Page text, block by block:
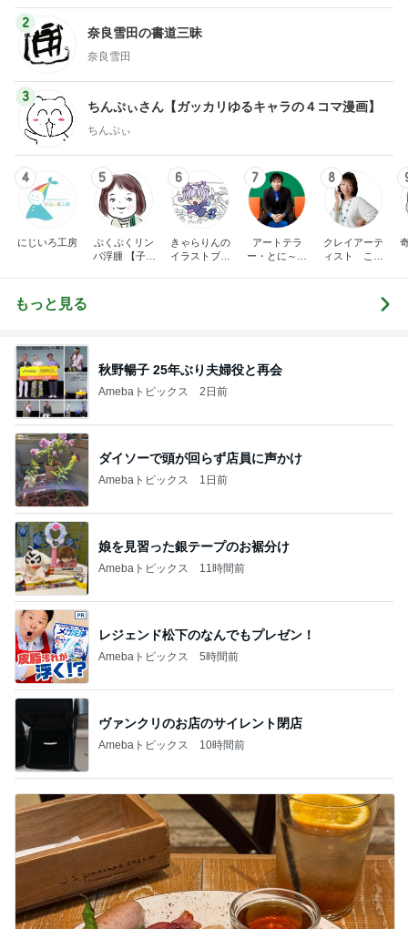
2
奈良雪田の書道三昧
奈良雪田
3
ちんぷぃさん【ガッカリゆるキャラの４コマ漫画】
ちんぷぃ
4
にじいろ工房
5
ぷくぷくリン
パ浮腫 【子宮
6
きゃらりんの
イラストブロ
7
アートテラ
ー・とに～の
8
クレイアーテ
ィスト こね
もっと見る
秋野暢子 25年ぶり夫婦役と再会
Amebaトピックス 2日前
ダイソーで頭が回らず店員に声かけ
Amebaトピックス 1日前
娘を見習った銀テープのお裾分け
Amebaトピックス 11時間前
レジェンド松下のなんでもプレゼン！
Amebaトピックス 5時間前
ヴァンクリのお店のサイレント閉店
Amebaトピックス 10時間前